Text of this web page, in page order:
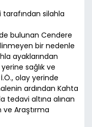
tarafından silahla
bulunan Cendere
bir nedenle
ayaklarından
sağlık ve
olay yerinde
ardından Kahta
tedavi altına alınan
ve Araştırma